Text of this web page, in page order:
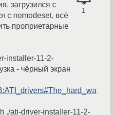
1
загрузился с
с nomodeset, всё
проприетарные
installer-11-2-
- чёрный экран
./ati-driver-installer-11-2-